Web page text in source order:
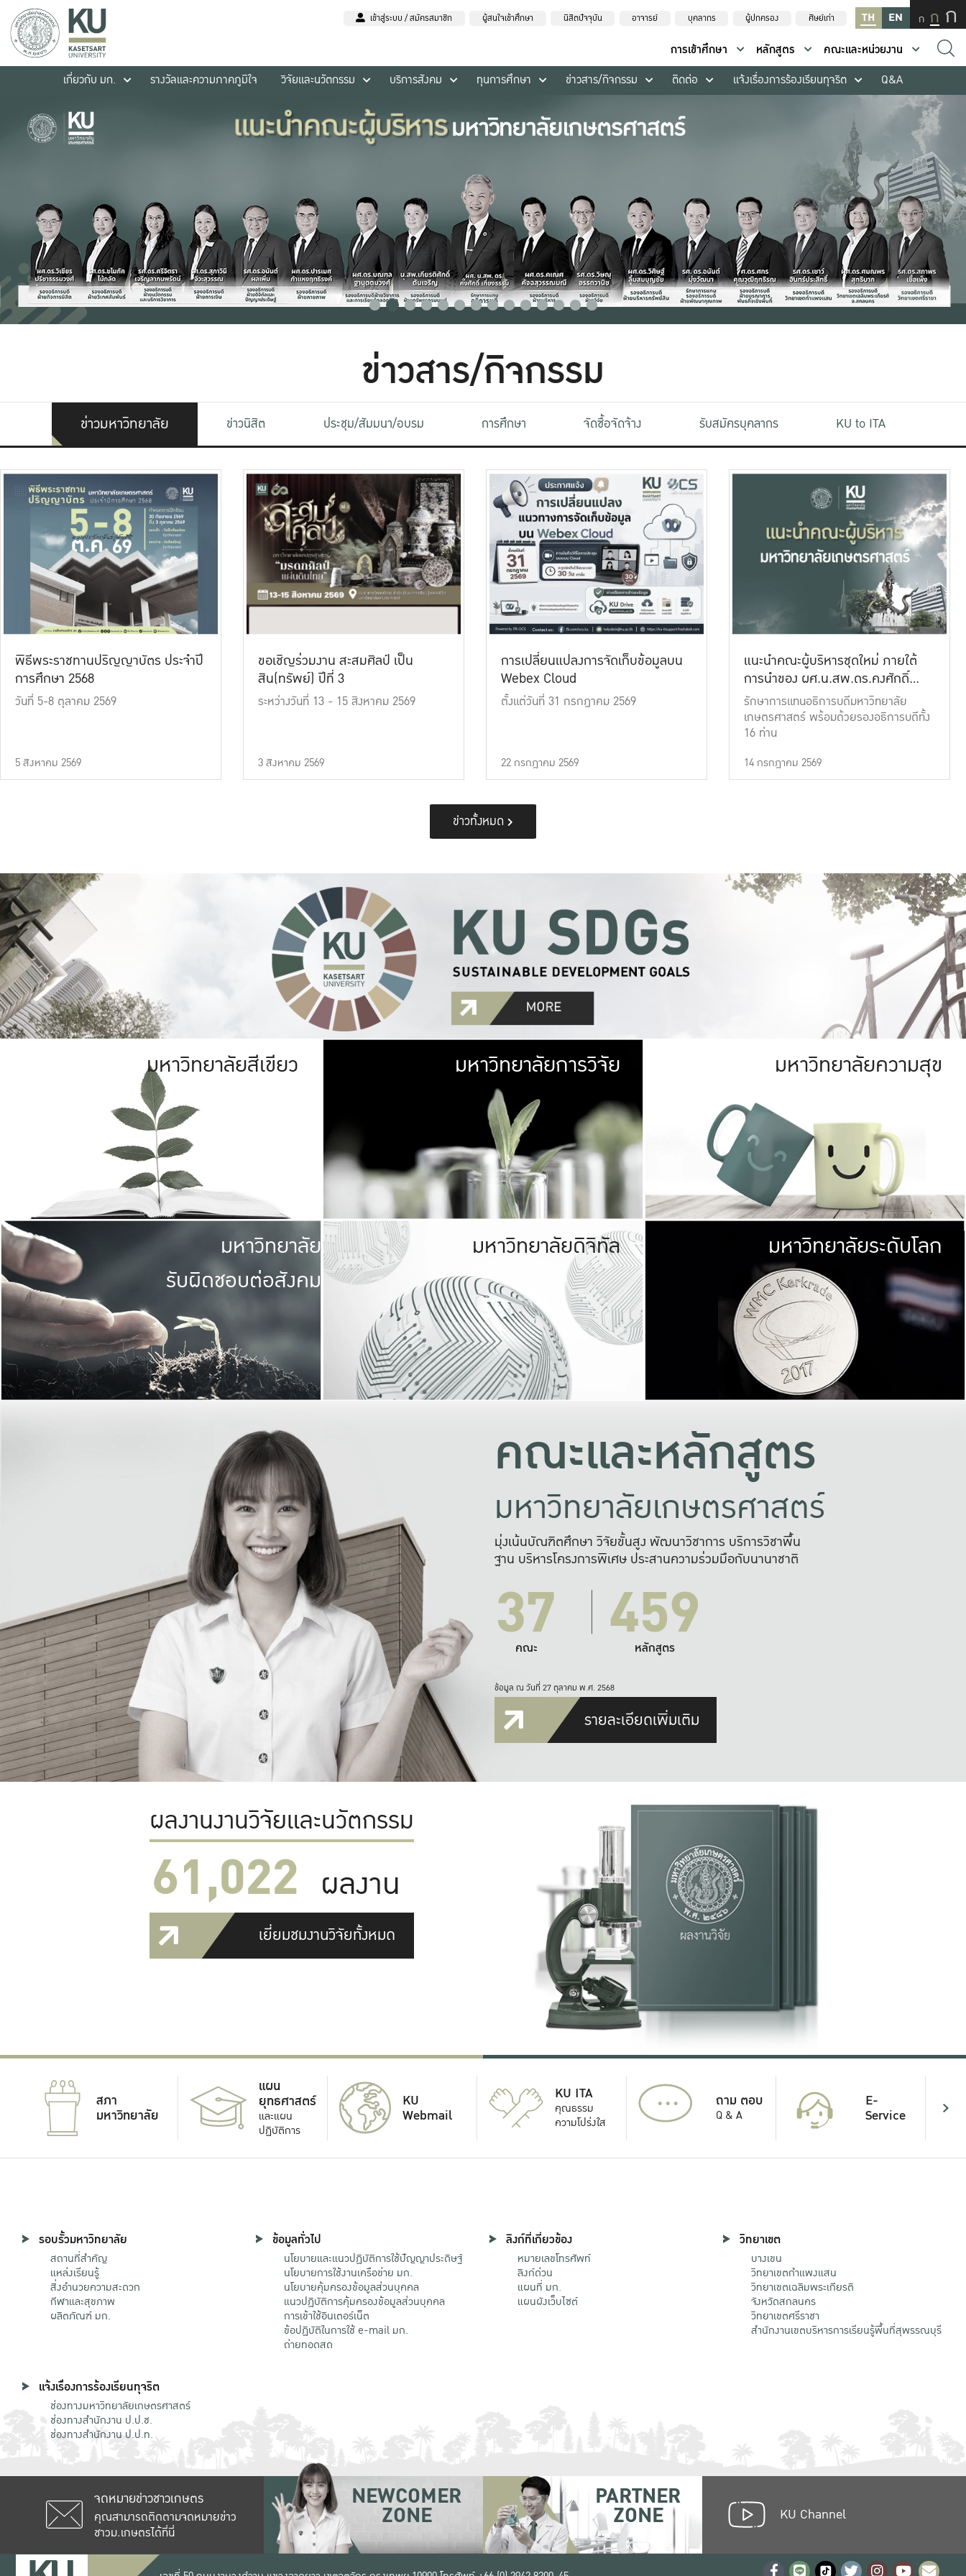
เข้าสู่ระบบ / สมัครสมาชิก ผู้สนใจเข้าศึกษา นิสิตปัจจุบัน อาจารย์ บุคลากร ผู้ปกครอง ศิษย์เก่า TH EN ก ก ก
การเข้าศึกษา หลักสูตร
คณะและหน่วยงาน
เกี่ยวกับ มก.
รางวัลและความภาคภูมิใจ วิจัยและนวัตกรรม บริการสังคม ทุนการศึกษา ข่าวสาร/กิจกรรม ติดต่อ แจ้งเรื่องการร้องเรียนทุจริต Q&A
ข่าวสาร/กิจกรรม
ข่าวมหาวิทยาลัย ข่าวนิสิต ประชุม/สัมมนา/อบรม การศึกษา จัดซื้อจัดจ้าง รับสมัครบุคลากร KU to ITA
พิธีพระราชทานปริญญาบัตร ประจำปี
การศึกษา 2568
วันที่ 5-8 ตุลาคม 2569
5 สิงหาคม 2569
ขอเชิญร่วมงาน สะสมศิลป์ เป็น
สิน(ทรัพย์) ปีที่ 3
ระหว่างวันที่ 13 - 15 สิงหาคม 2569
3 สิงหาคม 2569
การเปลี่ยนแปลงการจัดเก็บข้อมูลบน
Webex Cloud
ตั้งแต่วันที่ 31 กรกฎาคม 2569
22 กรกฎาคม 2569
แนะนำคณะผู้บริหารชุดใหม่ ภายใต้
การนำของ ผศ.น.สพ.ดร.คงศักดิ์
เที่ยงธรรม
รักษาการแทนอธิการบดีมหาวิทยาลัย
เกษตรศาสตร์ พร้อมด้วยรองอธิการบดีทั้ง
16 ท่าน
14 กรกฎาคม 2569
ข่าวทั้งหมด
มหาวิทยาลัยสีเขียว มหาวิทยาลัย
เกษตรศาสตร์ มีพื้นที่เขียวสดใส หนาแน่น
เป็นป่าในเมือง (URBAN FOREST)
เกษตรในเมือง (URBAN AGRICULTURE)
ที่นับรวมกันได้ประมาณ 1,400 ไร่
มหาวิทยาลัยการวิจัย มหาวิทยาลัย
ให้กับประชาชน
มหาวิทยาลัยความสุข
มหาวิทยาลัย
รับผิดชอบต่อสังคม
มหาวิทยาลัยรับผิดชอบต่อสังคม
ร่วมมือกับชุมชน เพื่อความกินดีอยู่ดี
และความสุขอย่างยั่งยืน
มองปัญหาในภาพกว้าง
แก้ไขจากปัญหาจุดเล็กๆ
มหาวิทยาลัยดิจิทัล มหาวิทยา
พร้อมที่จ
และผลักดันในการใช้ระบบส
เพื่อการทำงานแ
มหาวิทยาลัยระดับโลก
คณะและหลักสูตร
มหาวิทยาลัยเกษตรศาสตร์
มุ่งเน้นบัณฑิตศึกษา วิจัยขั้นสูง พัฒนาวิชาการ บริการวิชาพื้น
ฐาน บริหารโครงการพิเศษ ประสานความร่วมมือกับนานาชาติ
37
คณะ 459
หลักสูตร
ข้อมูล ณ วันที่ 27 ตุลาคม พ.ศ. 2568
รายละเอียดเพิ่มเติม
ผลงานงานวิจัยและนวัตกรรม
61,022 ผลงาน
เยี่ยมชมงานวิจัยทั้งหมด
สภา
มหาวิทยาลัย
แผน
ยุทธศาสตร์
และแผน
ปฏิบัติการ
KU
Webmail
KU ITA
คุณธรรม
ความโปร่งใส
... ถาม ตอบ
Q & A
E-
Service
รอบรั้วมหาวิทยาลัย
สถานที่สำคัญ
แหล่งเรียนรู้
สิ่งอำนวยความสะดวก
กีฬาและสุขภาพ
ผลิตภัณฑ์ มก.
ข้อมูลทั่วไป
นโยบายและแนวปฏิบัติการใช้ปัญญาประดิษฐ์
นโยบายการใช้งานเครือข่าย มก.
นโยบายคุ้มครองข้อมูลส่วนบุคคล
แนวปฏิบัติการคุ้มครองข้อมูลส่วนบุคคล
การเข้าใช้อินเตอร์เน็ต
ข้อปฏิบัติในการใช้ e-mail มก.
ถ่ายทอดสด
ลิงก์ที่เกี่ยวข้อง
หมายเลขโทรศัพท์
ลิงก์ด่วน
แผนที่ มก.
แผนผังเว็บไซต์
วิทยาเขต
บางเขน
วิทยาเขตกําแพงแสน
วิทยาเขตเฉลิมพระเกียรติ
จังหวัดสกลนคร
วิทยาเขตศรีราชา
สำนักงานเขตบริหารการเรียนรู้พื้นที่สุพรรณบุรี
แจ้งเรื่องการร้องเรียนทุจริต
ช่องทางมหาวิทยาลัยเกษตรศาสตร์
ช่องทางสำนักงาน ป.ป.ช.
ช่องทางสำนักงาน ป.ป.ท.
จดหมายข่าวชาวเกษตร
คุณสามารถติดตามจดหมายข่าว
ชาวม.เกษตรได้ที่นี่
NEWCOMER
ZONE
PARTNER
ZONE KU Channel